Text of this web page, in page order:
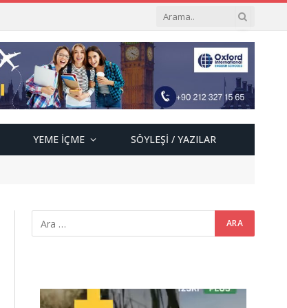
YEME İÇME SÖYLEŞI / YAZILAR
Video